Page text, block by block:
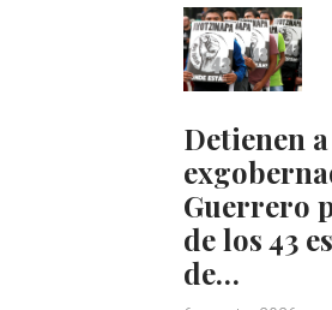
Detienen a
Guerrero
de los 43
de…